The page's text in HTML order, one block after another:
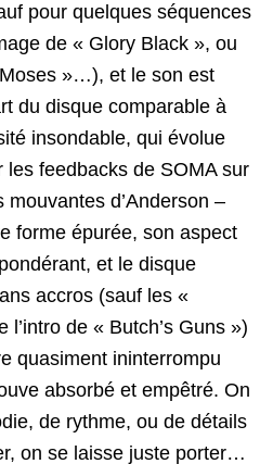
pour quelques séquences
de « Glory Black », ou
»…), et le son est
du disque comparable à
insondable, qui évolue
feedbacks de SOMA sur
mouvantes d’Anderson –
forme épurée, son aspect
et le disque
accros (sauf les «
l’intro de « Butch’s Guns »)
quasiment ininterrompu
absorbé et empêtré. On
de rythme, ou de détails
on se laisse juste porter…